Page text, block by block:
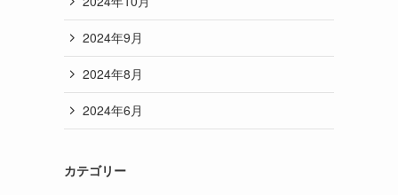
2024年9月
2024年8月
2024年6月
カテゴリー